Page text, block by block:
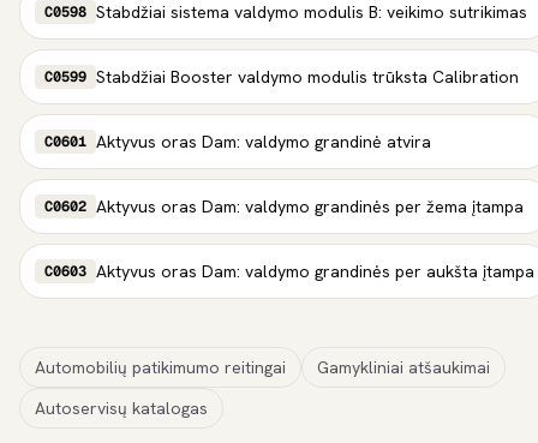
C0598 Stabdžiai sistema valdymo modulis B: veikimo sutrikimas
C0599 Stabdžiai Booster valdymo modulis trūksta Calibration
C0601 Aktyvus oras Dam: valdymo grandinė atvira
C0602 Aktyvus oras Dam: valdymo grandinės per žema įtampa
C0603 Aktyvus oras Dam: valdymo grandinės per aukšta įtampa
Automobilių patikimumo reitingai
Gamykliniai atšaukimai
Autoservisų katalogas